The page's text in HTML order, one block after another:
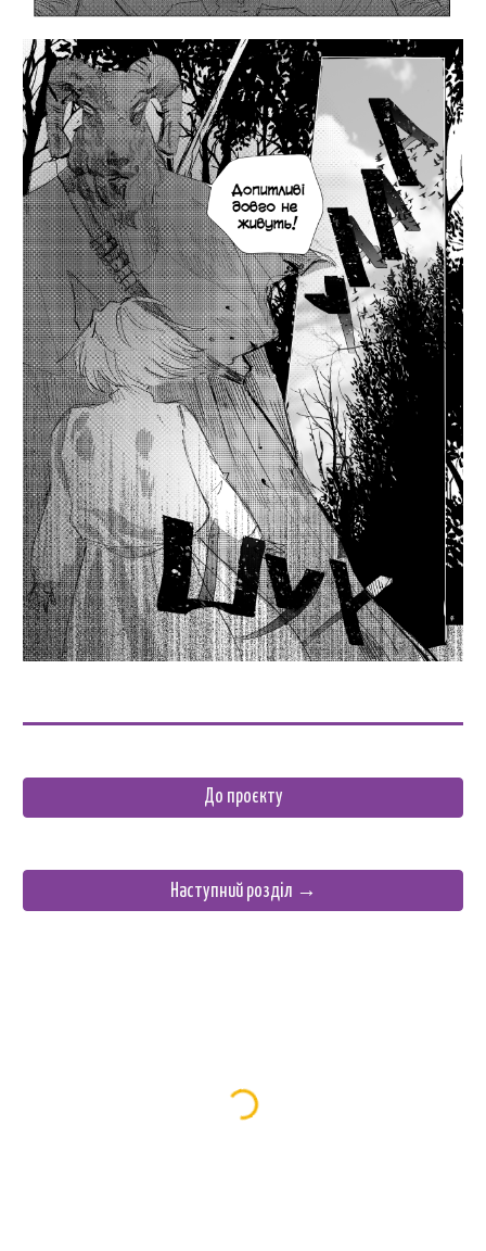
До проєкту
Наступний розділ →